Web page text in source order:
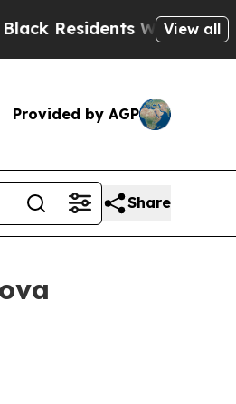
Warned of Abusive
View all
Provided by AGP
Share